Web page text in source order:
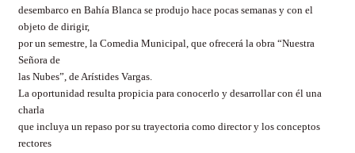
desembarco en Bahía Blanca se produjo hace pocas semanas y con el
objeto de dirigir,
por un semestre, la Comedia Municipal, que ofrecerá la obra “Nuestra
Señora de
las Nubes”, de Arístides Vargas.
La oportunidad resulta propicia para conocerlo y desarrollar con él una
charla
que incluya un repaso por su trayectoria como director y los conceptos
rectores